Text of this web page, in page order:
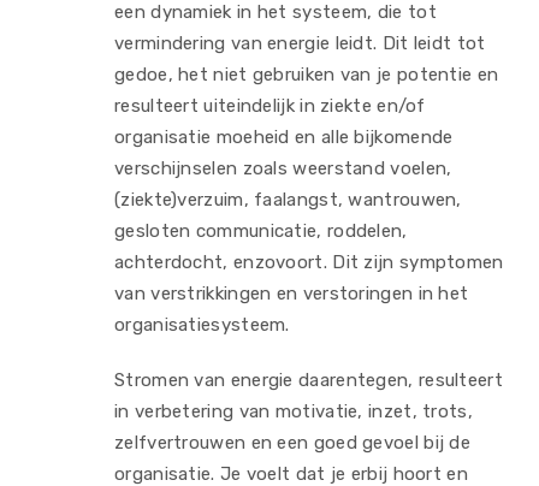
een dynamiek in het systeem, die tot
vermindering van energie leidt. Dit leidt tot
gedoe, het niet gebruiken van je potentie en
resulteert uiteindelijk in ziekte en/of
organisatie moeheid en alle bijkomende
verschijnselen zoals weerstand voelen,
(ziekte)verzuim, faalangst, wantrouwen,
gesloten communicatie, roddelen,
achterdocht, enzovoort. Dit zijn symptomen
van verstrikkingen en verstoringen in het
organisatiesysteem.
Stromen van energie daarentegen, resulteert
in verbetering van motivatie, inzet, trots,
zelfvertrouwen en een goed gevoel bij de
organisatie. Je voelt dat je erbij hoort en